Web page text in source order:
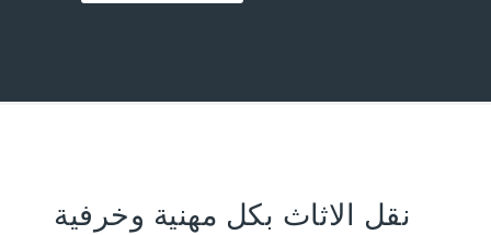
نقل الاثاث بكل مهنية وخرفية